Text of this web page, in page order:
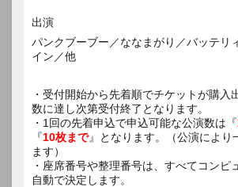
出演
パンクブーブー／ななまがり／バッテリ
イン／他
・受付開始から先着順でチケットが購入
数に達し次第受付終了となります。
・1回の先着申込で申込可能な公演数は『
『10枚まで』となります。（公演により
ます）
・座席番号や整理番号は、すべてコンピ
自動で決定します。